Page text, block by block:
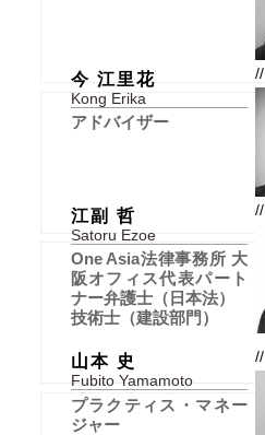
今 江里花
Kong Erika
アドバイザー
//
江副 哲
Satoru Ezoe
One Asia法律事務所 大
阪オフィス代表パート
ナー弁護士（日本法）
技術士（建設部門）
//
山本 史
Fubito Yamamoto
プラクティス・マネー
ジャー
//